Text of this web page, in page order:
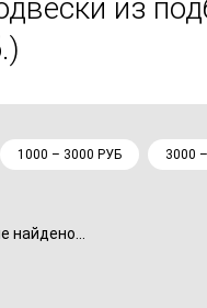
из
1000 – 3000 РУБ 3000
найдено...